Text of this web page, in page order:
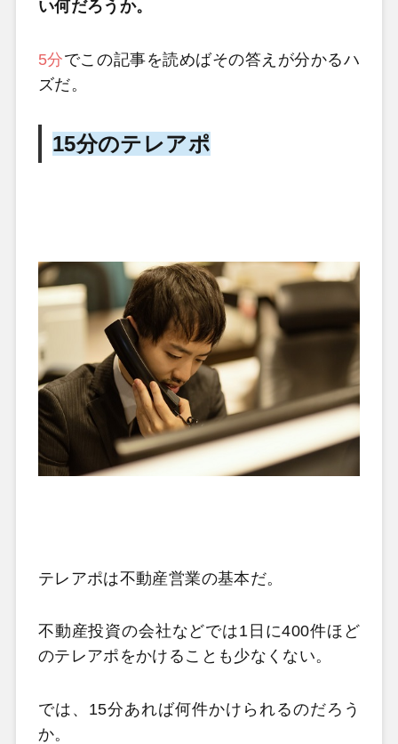
い何だろうか。
5分でこの記事を読めばその答えが分かるハ
ズだ。
15分のテレアポ
テレアポは不動産営業の基本だ。
不動産投資の会社などでは1日に400件ほど
のテレアポをかけることも少なくない。
では、15分あれば何件かけられるのだろう
か。